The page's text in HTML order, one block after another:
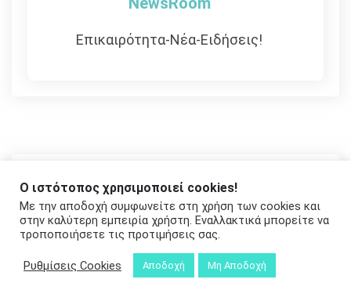
Επικαιρότητα-Νέα-Ειδήσεις!
ΔΙΑΒΆΣΤΕ ΠΕΡΙΣΣΌΤΕΡΑ
Άννα Μαρία Χαροκόπου: «Έμαθα πως
είσαι μάγκας, είσαι και Bellalou»
4 Αυγούστου 2026
Διεθνείς Μουσικές Ημέρες Καλαμάτας
Ο ιστότοπος χρησιμοποιεί cookies!
Με την αποδοχή συμφωνείτε στη χρήση των cookies και
στην καλύτερη εμπειρία χρήστη. Εναλλακτικά μπορείτε να
τροποποιήσετε τις προτιμήσεις σας.
Ρυθμίσεις Cookies Αποδοχή Μη Αποδοχή